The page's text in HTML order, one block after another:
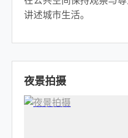
讲述城市生活。
夜景拍摄